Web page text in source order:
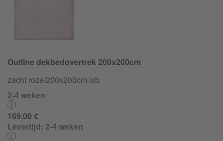
Outline dekbedovertrek 200x200cm
zacht roze/200x200cm lxb
2-4 weken
169,00 €
Levertijd: 2-4 weken